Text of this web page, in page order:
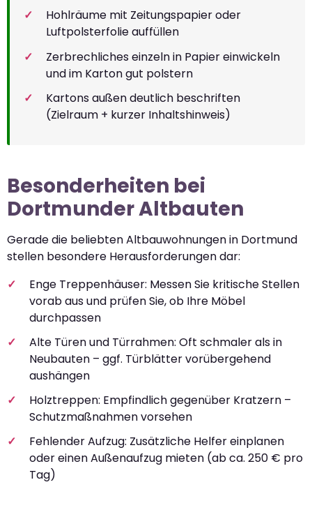
Hohlräume mit Zeitungspapier oder
Luftpolsterfolie auffüllen
Zerbrechliches einzeln in Papier einwickeln
und im Karton gut polstern
Kartons außen deutlich beschriften
(Zielraum + kurzer Inhaltshinweis)
Besonderheiten bei
Dortmunder Altbauten
Gerade die beliebten Altbauwohnungen in Dortmund
stellen besondere Herausforderungen dar:
Enge Treppenhäuser: Messen Sie kritische Stellen
vorab aus und prüfen Sie, ob Ihre Möbel
durchpassen
Alte Türen und Türrahmen: Oft schmaler als in
Neubauten – ggf. Türblätter vorübergehend
aushängen
Holztreppen: Empfindlich gegenüber Kratzern –
Schutzmaßnahmen vorsehen
Fehlender Aufzug: Zusätzliche Helfer einplanen
oder einen Außenaufzug mieten (ab ca. 250 € pro
Tag)